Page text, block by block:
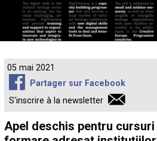
05 mai 2021
Partager sur Facebook
S'inscrire à la newsletter
Apel deschis pentru cursuri